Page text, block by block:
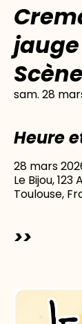
sam. 28
Heure
28 mars
Le Bijou, 123
Toulouse,
>>